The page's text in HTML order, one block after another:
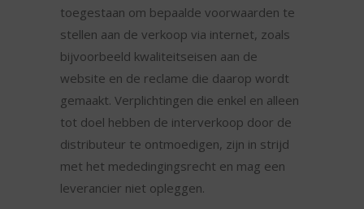
toegestaan om bepaalde voorwaarden te
stellen aan de verkoop via internet, zoals
bijvoorbeeld kwaliteitseisen aan de
website en de reclame die daarop wordt
gemaakt. Verplichtingen die enkel en alleen
tot doel hebben de interverkoop door de
distributeur te ontmoedigen, zijn in strijd
met het mededingingsrecht en mag een
leverancier niet opleggen.